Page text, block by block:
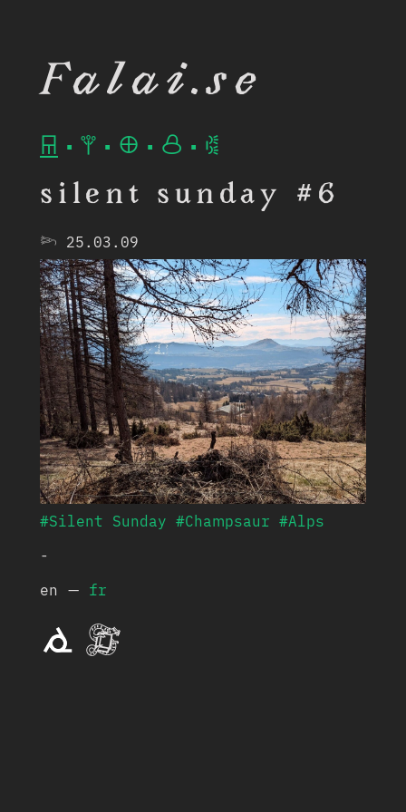
Falai.se
𐘮 • 𐙋 • 𐘾 • 𐙮 • 𐙃
silent sunday #6
𓆸 25.03.09
#Silent Sunday #Champsaur #Alps
-
en
— fr